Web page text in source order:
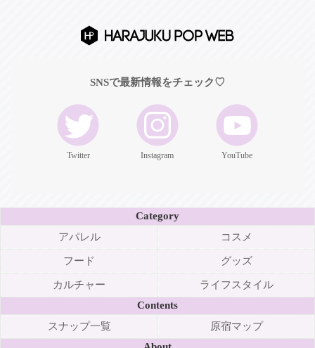
SNSで最新情報をチェック♡
Twitter Instagram YouTube
Category
アパレル
コスメ
フード グッズ
カルチャー
ライフスタイル
Contents
スナップ一覧
原宿マップ